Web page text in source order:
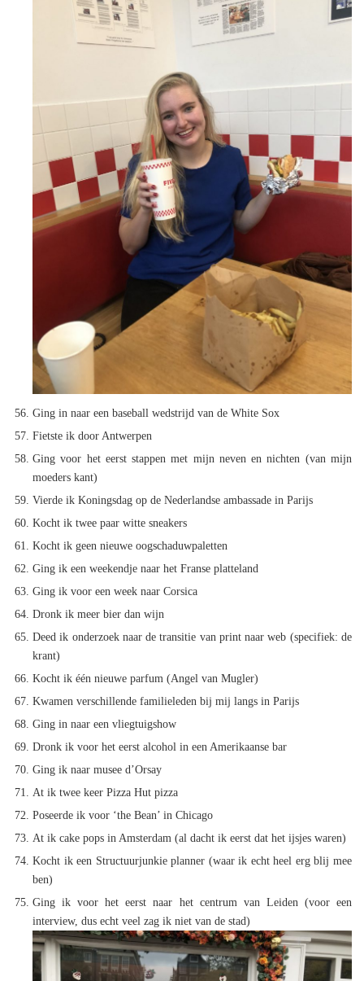
Ging in naar een baseball wedstrijd van de White Sox
Fietste ik door Antwerpen
Ging voor het eerst stappen met mijn neven en nichten (van mijn
moeders kant)
Vierde ik Koningsdag op de Nederlandse ambassade in Parijs
Kocht ik twee paar witte sneakers
Kocht ik geen nieuwe oogschaduwpaletten
Ging ik een weekendje naar het Franse platteland
Ging ik voor een week naar Corsica
Dronk ik meer bier dan wijn
Deed ik onderzoek naar de transitie van print naar web (specifiek: de
krant)
Kocht ik één nieuwe parfum (Angel van Mugler)
Kwamen verschillende familieleden bij mij langs in Parijs
Ging in naar een vliegtuigshow
Dronk ik voor het eerst alcohol in een Amerikaanse bar
Ging ik naar musee d’Orsay
At ik twee keer Pizza Hut pizza
Poseerde ik voor ‘the Bean’ in Chicago
At ik cake pops in Amsterdam (al dacht ik eerst dat het ijsjes waren)
Kocht ik een Structuurjunkie planner (waar ik echt heel erg blij mee
ben)
Ging ik voor het eerst naar het centrum van Leiden (voor een
interview, dus echt veel zag ik niet van de stad)